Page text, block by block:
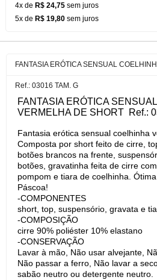
4x de R$ 24,75 sem juros
5x de R$ 19,80 sem juros
FANTASIA ERÓTICA SENSUAL
Ref.: 03016 TAM. G
FANTASIA ERÓTICA
VERMELHA DE SHORT Ref.:
Fantasia erótica sensual coelhinha
Composta por short feito de cirre,
botões brancos na frente,
botões, gravatinha feita de cirre
pompom e tiara de coelhinha.
Páscoa!
-COMPONENTES
short, top, suspensório, gravata e
-COMPOSIÇÃO
cirre 90% poliéster 10% elastano
-CONSERVAÇÃO
Lavar à mão, Não usar alvejante,
Não passar a ferro, Não lavar a
sabão neutro ou detergente neutro.